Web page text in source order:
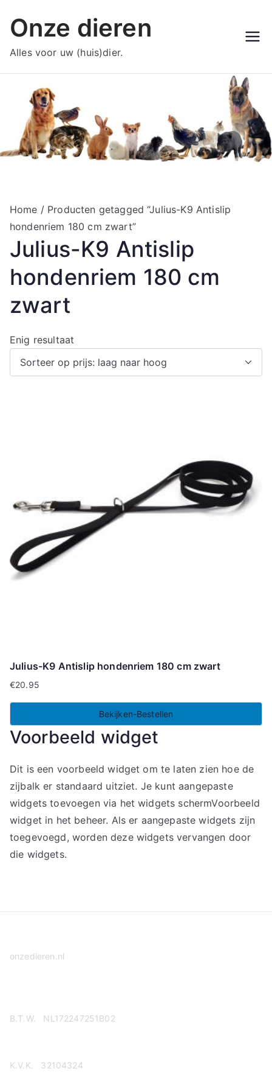
naar
inhoud
Onze dieren
Alles voor uw (huis)dier.
Home / Producten getagged “Julius-K9 Antislip
hondenriem 180 cm zwart”
Julius-K9 Antislip
hondenriem 180 cm
zwart
Enig resultaat
Julius-K9 Antislip hondenriem 180 cm zwart
€20.95
Bekijken-Bestellen
Voorbeeld widget
Dit is een voorbeeld widget om te laten zien hoe de
zijbalk er standaard uitziet. Je kunt aangepaste
widgets toevoegen via het widgets schermVoorbeeld
widget in het beheer. Als er aangepaste widgets zijn
toegevoegd, worden deze widgets vervangen door
die widgets.
onzedieren.nl
B.T.W. NL172247251B02
K.V.K. 32104324